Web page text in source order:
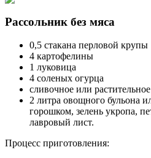
Рассольник без мяса
0,5 стакана перловой крупы
4 картофелины
1 луковица
4 соленых огурца
сливочное или
2 литра овощного бульона
горошком, зелень укропа,
лавровый лист.
Процесс приготовления: